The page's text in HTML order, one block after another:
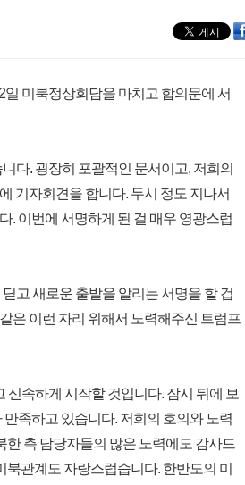
미북정상회담을 마치고 합의문에 서
다. 굉장히 포괄적인 문서이고, 저희의
기자회견을 합니다. 두시 정도 지나서
. 이번에 서명하게 된 걸 매우 영광스럽
고 새로운 출발을 알리는 서명을 할 겁
은 이런 자리 위해서 노력해주신 트럼프
신속하게 시작할 것입니다. 잠시 뒤에 보
족하고 있습니다. 저희의 호의와 노력
측 담당자들의 많은 노력에도 감사드
관계도 자랑스럽습니다. 한반도의 미